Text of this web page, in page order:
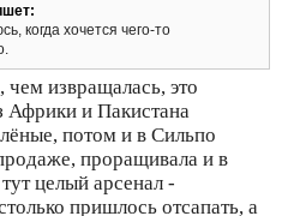
когда хочется чего-то
чем извращалась, это
Африки и Пакистана
потом и в Сильпо
проращивала и в
целый арсенал -
пришлось отсапать, а